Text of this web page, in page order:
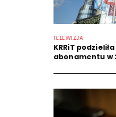
TELEWIZJA
KRRiT
abonamentu w